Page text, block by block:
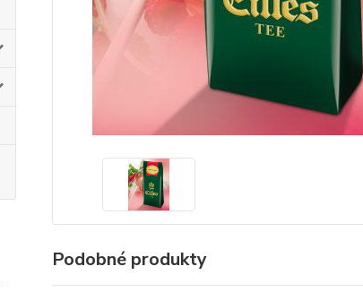
Podobné produkty